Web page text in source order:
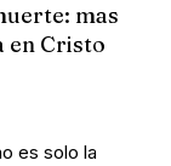
mas
en Cristo
es solo la